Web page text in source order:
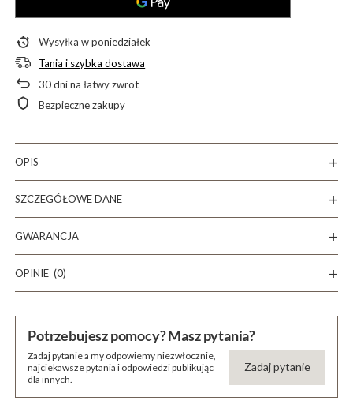
Wysyłkaw poniedziałek
Tania i szybka dostawa
30dni na łatwy zwrot
Bezpieczne zakupy
OPIS
SZCZEGÓŁOWE DANE
GWARANCJA
OPINIE (0)
Potrzebujesz pomocy? Masz pytania?
Zadaj pytanie a my odpowiemy niezwłocznie,
najciekawsze pytania i odpowiedzi publikując
dla innych.
Zadaj pytanie